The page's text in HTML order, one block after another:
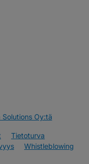
Solutions Oy:tä
Tietoturva
Whistleblowing